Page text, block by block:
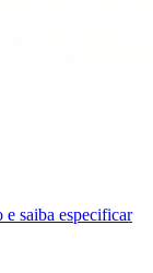
e saiba especificar